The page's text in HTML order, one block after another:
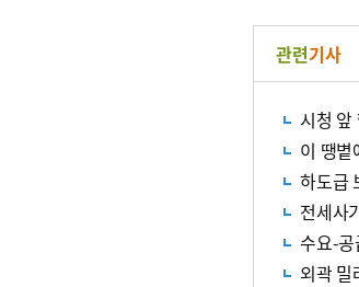
관련기사
시청
이 땡
하도급
전세사
수요-공
외곽